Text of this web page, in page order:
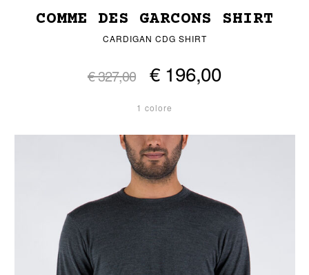
COMME DES GARCONS SHIRT
CARDIGAN CDG SHIRT
€ 327,00 € 196,00
1 colore